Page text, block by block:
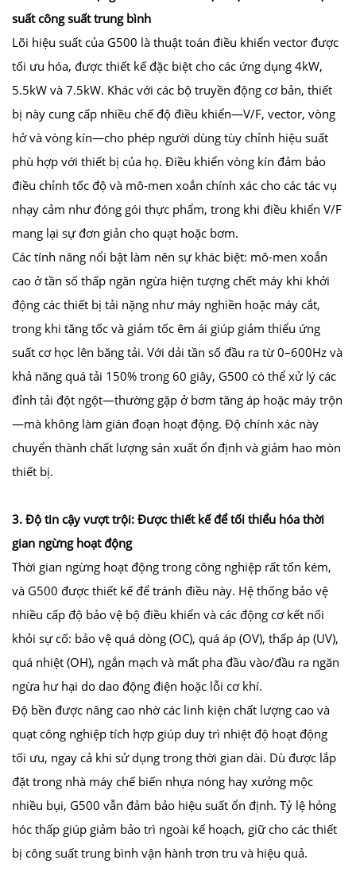
suất công suất trung bình
Lõi hiệu suất của G500 là thuật toán điều khiển vector được
tối ưu hóa, được thiết kế đặc biệt cho các ứng dụng 4kW,
5.5kW và 7.5kW. Khác với các bộ truyền động cơ bản, thiết
bị này cung cấp nhiều chế độ điều khiển—V/F, vector, vòng
hở và vòng kín—cho phép người dùng tùy chỉnh hiệu suất
phù hợp với thiết bị của họ. Điều khiển vòng kín đảm bảo
điều chỉnh tốc độ và mô-men xoắn chính xác cho các tác vụ
nhạy cảm như đóng gói thực phẩm, trong khi điều khiển V/F
mang lại sự đơn giản cho quạt hoặc bơm.
Các tính năng nổi bật làm nên sự khác biệt: mô-men xoắn
cao ở tần số thấp ngăn ngừa hiện tượng chết máy khi khởi
động các thiết bị tải nặng như máy nghiền hoặc máy cắt,
trong khi tăng tốc và giảm tốc êm ái giúp giảm thiểu ứng
suất cơ học lên băng tải. Với dải tần số đầu ra từ 0–600Hz và
khả năng quá tải 150% trong 60 giây, G500 có thể xử lý các
đỉnh tải đột ngột—thường gặp ở bơm tăng áp hoặc máy trộn
—mà không làm gián đoạn hoạt động. Độ chính xác này
chuyển thành chất lượng sản xuất ổn định và giảm hao mòn
thiết bị.
3. Độ tin cậy vượt trội: Được thiết kế để tối thiểu hóa thời
gian ngừng hoạt động
Thời gian ngừng hoạt động trong công nghiệp rất tốn kém,
và G500 được thiết kế để tránh điều này. Hệ thống bảo vệ
nhiều cấp độ bảo vệ bộ điều khiển và các động cơ kết nối
khỏi sự cố: bảo vệ quá dòng (OC), quá áp (OV), thấp áp (UV),
quá nhiệt (OH), ngắn mạch và mất pha đầu vào/đầu ra ngăn
ngừa hư hại do dao động điện hoặc lỗi cơ khí.
Độ bền được nâng cao nhờ các linh kiện chất lượng cao và
quạt công nghiệp tích hợp giúp duy trì nhiệt độ hoạt động
tối ưu, ngay cả khi sử dụng trong thời gian dài. Dù được lắp
đặt trong nhà máy chế biến nhựa nóng hay xưởng mộc
nhiều bụi, G500 vẫn đảm bảo hiệu suất ổn định. Tỷ lệ hỏng
hóc thấp giúp giảm bảo trì ngoài kế hoạch, giữ cho các thiết
bị công suất trung bình vận hành trơn tru và hiệu quả.